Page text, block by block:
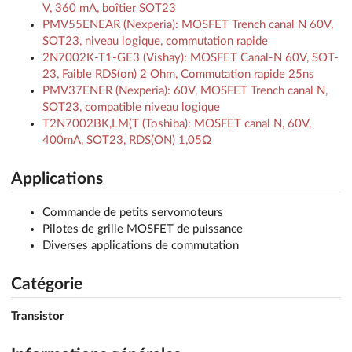
V, 360 mA, boîtier SOT23
PMV55ENEAR (Nexperia): MOSFET Trench canal N 60V,
SOT23, niveau logique, commutation rapide
2N7002K-T1-GE3 (Vishay): MOSFET Canal-N 60V, SOT-
23, Faible RDS(on) 2 Ohm, Commutation rapide 25ns
PMV37ENER (Nexperia): 60V, MOSFET Trench canal N,
SOT23, compatible niveau logique
T2N7002BK,LM(T (Toshiba): MOSFET canal N, 60V,
400mA, SOT23, RDS(ON) 1,05Ω
Applications
Commande de petits servomoteurs
Pilotes de grille MOSFET de puissance
Diverses applications de commutation
Catégorie
Transistor